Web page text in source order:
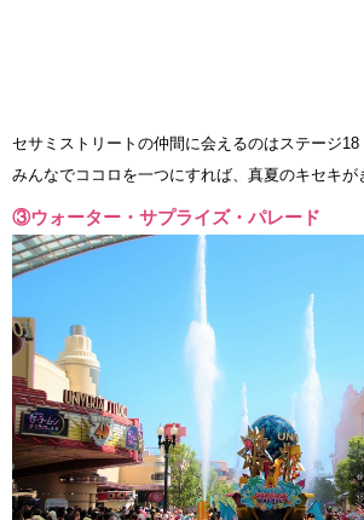
セサミストリートの仲間に会えるのはステージ18
みんなでココロを一つにすれば、真夏のキセキが
③ウォーター・サプライズ・パレード